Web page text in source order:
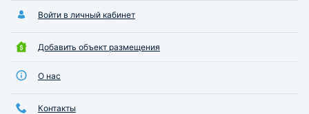
Войти в личный кабинет
Добавить объект размещения
О нас
Контакты